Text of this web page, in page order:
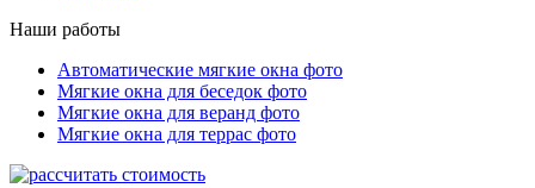
Наши работы
Автоматические мягкие окна фото
Мягкие окна для беседок фото
Мягкие окна для веранд фото
Мягкие окна для террас фото